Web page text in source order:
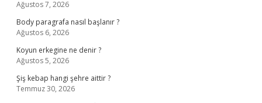
Ağustos 7, 2026
Body paragrafa nasıl başlanır ?
Ağustos 6, 2026
Koyun erkegine ne denir ?
Ağustos 5, 2026
Şiş kebap hangi şehre aittir ?
Temmuz 30, 2026